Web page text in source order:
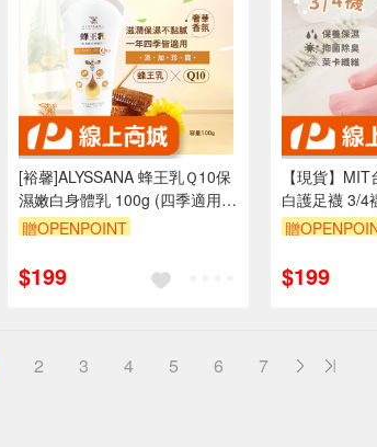
[裕馨]ALYSSANA 蜂王乳Ｑ10保
濕嫩白身體乳 100g (四季適用/
膠原蛋白/玻尿酸/溫和修護 保濕
贈OPENPOINT
$199
【現貨】
白護足襪 3/4
襪/專利氣墊/
贈
$199
2 3 4 5 6 7